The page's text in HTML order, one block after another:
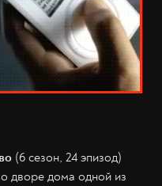
(6 сезон, 24 эпизод)
дворе дома одной из